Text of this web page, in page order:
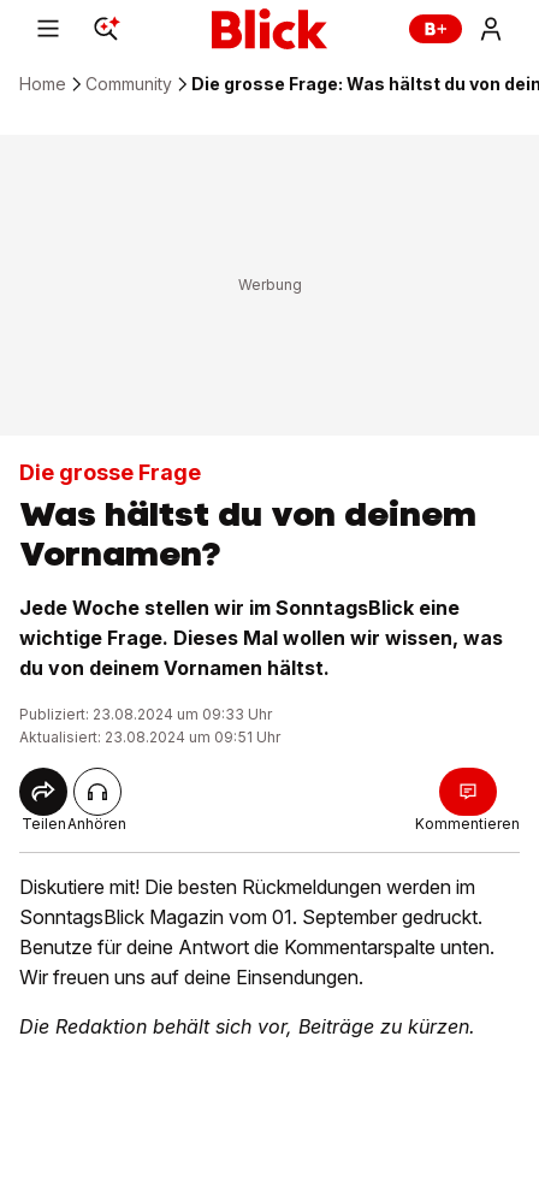
Home Community Die grosse Frage: Was hältst du von
Die grosse Frage
Was hältst du von deinem
Vornamen?
Jede Woche stellen wir im SonntagsBlick eine
wichtige Frage. Dieses Mal wollen wir wissen, was
du von deinem Vornamen hältst.
Publiziert: 23.08.2024 um 09:33 Uhr
Aktualisiert: 23.08.2024 um 09:51 Uhr
TeilenAnhören Kommentieren
Diskutiere mit! Die besten Rückmeldungen werden im
SonntagsBlick Magazin vom 01. September gedruckt.
Benutze für deine Antwort die Kommentarspalte unten.
Wir freuen uns auf deine Einsendungen.
Die Redaktion behält sich vor, Beiträge zu kürzen.